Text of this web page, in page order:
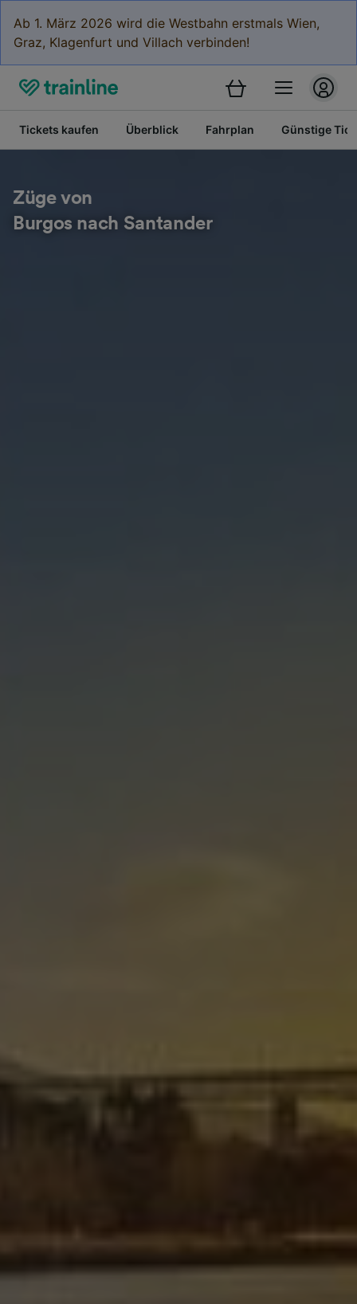
Ab 1. März 2026 wird die Westbahn erstmals Wien,
Graz, Klagenfurt und Villach verbinden!
Tickets kaufen Überblick Fahrplan Günstige
Züge von
Burgos nach Santander